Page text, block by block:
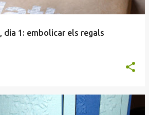
dia 1: embolicar els regals